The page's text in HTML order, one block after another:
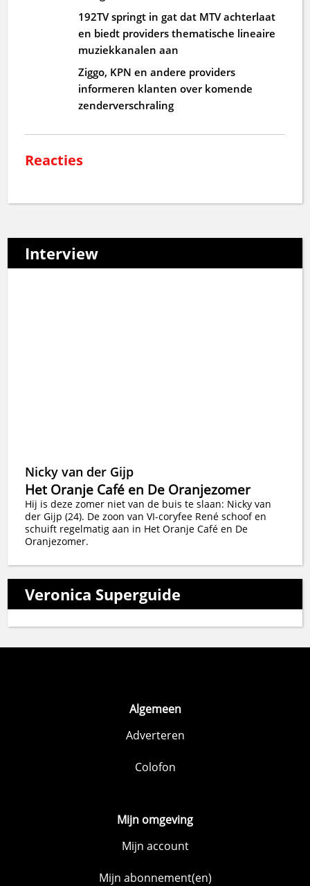
192TV springt in gat dat MTV achterlaat
en biedt providers thematische lineaire
muziekkanalen aan
Ziggo, KPN en andere providers
informeren klanten over komende
zenderverschraling
Reacties
Interview
Nicky van der Gijp
Het Oranje Café en De Oranjezomer
Hij is deze zomer niet van de buis te slaan: Nicky van
der Gijp (24). De zoon van VI-coryfee René schoof en
schuift regelmatig aan in Het Oranje Café en De
Oranjezomer.
Veronica Superguide
Algemeen
Adverteren
Colofon
Mijn omgeving
Mijn account
Mijn abonnement(en)